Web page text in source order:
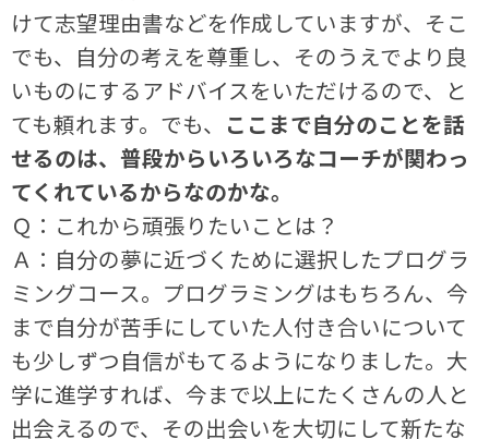
けて志望理由書などを作成していますが、そこ
でも、自分の考えを尊重し、そのうえでより良
いものにするアドバイスをいただけるので、と
ても頼れます。でも、 ここまで自分のことを話
せるのは、普段からいろいろなコーチが関わっ
てくれているからなのかな。
Ｑ：これから頑張りたいことは？
Ａ：自分の夢に近づくために選択したプログラ
ミングコース。プログラミングはもちろん、今
まで自分が苦手にしていた人付き合いについて
も少しずつ自信がもてるようになりました。大
学に進学すれば、今まで以上にたくさんの人と
出会えるので、その出会いを大切にして新たな